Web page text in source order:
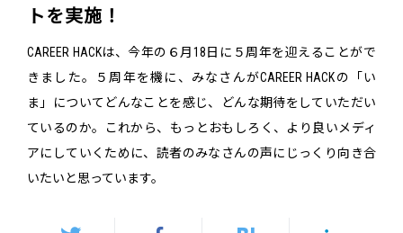
トを実施！
CAREER HACKは、今年の６月18日に５周年を迎えることがで
きました。５周年を機に、みなさんがCAREER HACKの「い
ま」についてどんなことを感じ、どんな期待をしていただい
ているのか。これから、もっとおもしろく、より良いメディ
アにしていくために、読者のみなさんの声にじっくり向き合
いたいと思っています。